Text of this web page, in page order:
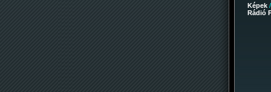
Képek
Rádió